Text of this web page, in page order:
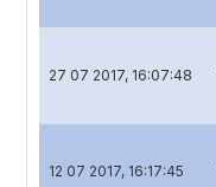
27 07 2017, 16:07:48
12 07 2017, 16:17:45